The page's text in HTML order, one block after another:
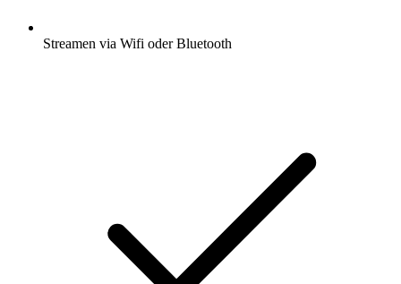
Streamen via Wifi oder Bluetooth